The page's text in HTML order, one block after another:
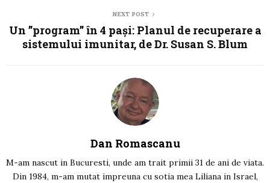
NEXT POST
Un ”program” în 4 pași: Planul de recuperare a
sistemului imunitar, de Dr. Susan S. Blum
Dan Romascanu
M-am nascut in Bucuresti, unde am trait primii 31 de ani de viata.
Din 1984, m-am mutat impreuna cu sotia mea Liliana in Israel,